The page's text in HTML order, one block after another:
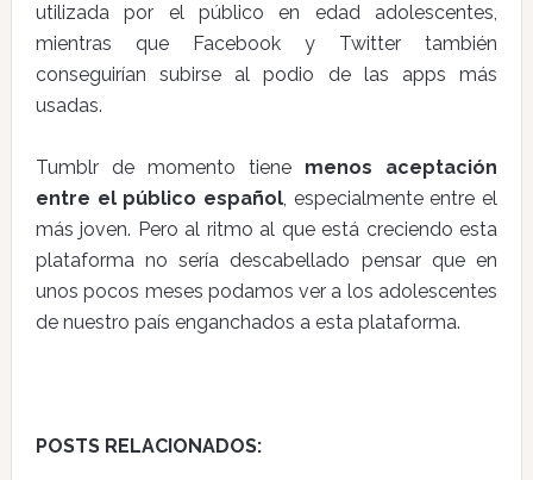
utilizada por el público en edad adolescentes,
mientras que Facebook y Twitter también
conseguirían subirse al podio de las apps más
usadas.
Tumblr de momento tiene menos aceptación
entre el público español, especialmente entre el
más joven. Pero al ritmo al que está creciendo esta
plataforma no sería descabellado pensar que en
unos pocos meses podamos ver a los adolescentes
de nuestro país enganchados a esta plataforma.
POSTS RELACIONADOS: